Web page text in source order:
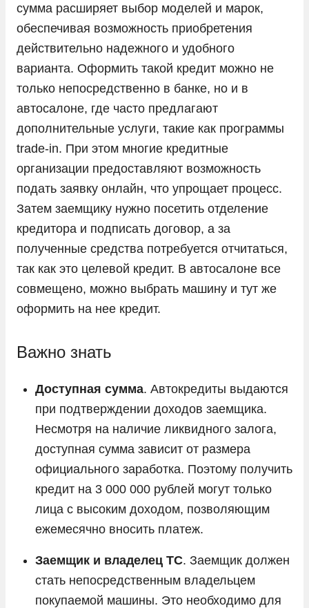
Ram
Skoda
Solaris
Sollers
Subaru
Suzuki
Tank
Tesla
Volkswagen
Volvo
Zeekr
ГАЗ
Москвич
УАЗ
сумма расширяет выбор моделей и марок,
обеспечивая возможность приобретения
действительно надежного и удобного
варианта. Оформить такой кредит можно не
только непосредственно в банке, но и в
автосалоне, где часто предлагают
дополнительные услуги, такие как программы
trade-in. При этом многие кредитные
организации предоставляют возможность
подать заявку онлайн, что упрощает процесс.
Затем заемщику нужно посетить отделение
кредитора и подписать договор, а за
полученные средства потребуется отчитаться,
так как это целевой кредит. В автосалоне все
совмещено, можно выбрать машину и тут же
оформить на нее кредит.
Важно знать
Доступная сумма. Автокредиты выдаются
при подтверждении доходов заемщика.
Несмотря на наличие ликвидного залога,
доступная сумма зависит от размера
официального заработка. Поэтому получить
кредит на 3 000 000 рублей могут только
лица с высоким доходом, позволяющим
ежемесячно вносить платеж.
Заемщик и владелец ТС. Заемщик должен
стать непосредственным владельцем
покупаемой машины. Это необходимо для